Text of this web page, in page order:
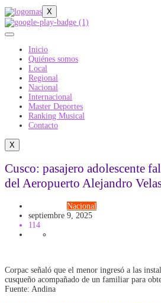
X
Inicio
Quiénes somos
Local
Regional
Nacional
Internacional
Master Deportes
Ranking Musical
Contacto
X
Cusco: pasajero adolescente
del Aeropuerto Alejandro
Nacional
septiembre 9, 2025
114
Corpac señaló que el menor ingresó a las
cusqueño acompañado de un familiar para
Fuente: Andina